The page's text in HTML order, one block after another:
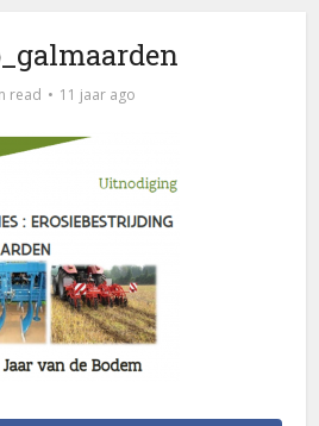
read 11 jaar ago